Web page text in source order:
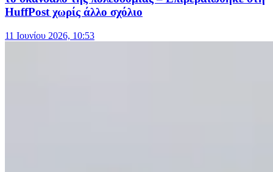
HuffPost χωρίς άλλο σχόλιο
11 Ιουνίου 2026, 10:53